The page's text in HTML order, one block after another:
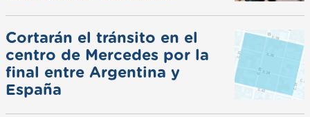
Cortarán el tránsito en el
centro de Mercedes por la
final entre Argentina y
España